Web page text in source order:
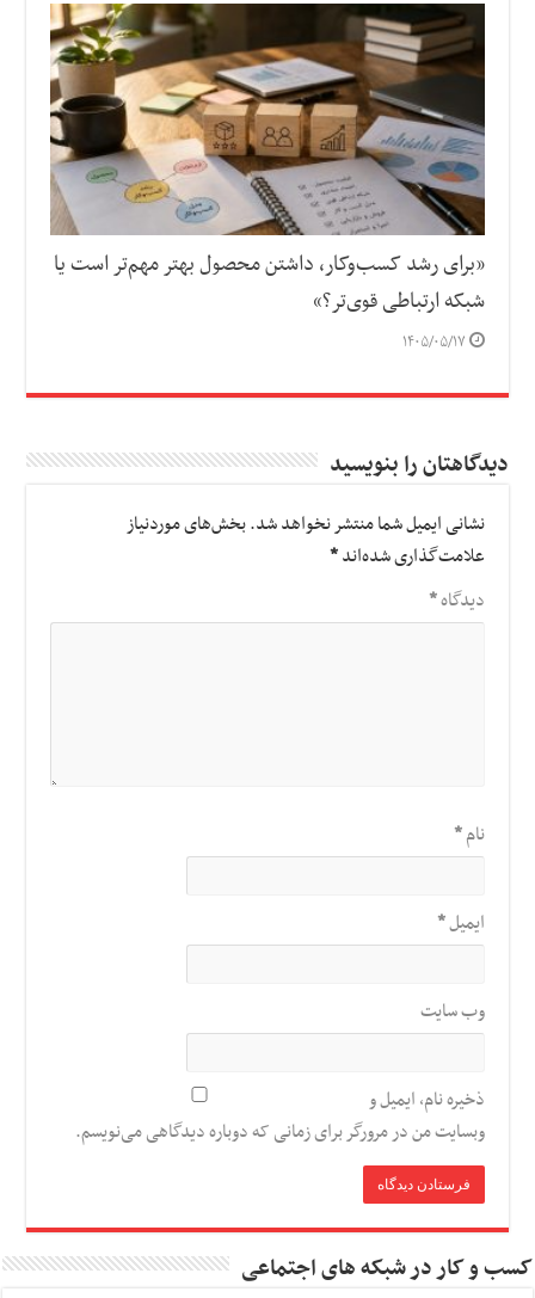
«برای رشد کسب‌وکار، داشتن محصول بهتر مهم‌تر است یا
شبکه ارتباطی قوی‌تر؟»
۱۴۰۵/۰۵/۱۷
دیدگاهتان را بنویسید
نشانی ایمیل شما منتشر نخواهد شد.بخش‌های موردنیاز
علامت‌گذاری شده‌اند*
دیدگاه*
نام*
ایمیل*
وب‌ سایت
ذخیره نام، ایمیل و
وبسایت من در مرورگر برای زمانی که دوباره دیدگاهی می‌نویسم.
کسب و کار در شبکه های اجتماعی